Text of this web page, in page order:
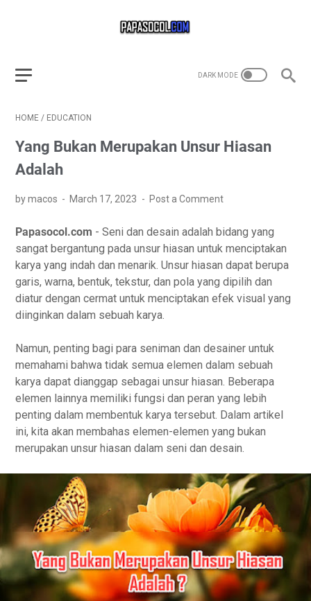
HOME / EDUCATION
Yang Bukan Merupakan Unsur Hiasan
Adalah
by macos March 17, 2023 Post a Comment
Papasocol.com - Seni dan desain adalah bidang yang
sangat bergantung pada unsur hiasan untuk menciptakan
karya yang indah dan menarik. Unsur hiasan dapat berupa
garis, warna, bentuk, tekstur, dan pola yang dipilih dan
diatur dengan cermat untuk menciptakan efek visual yang
diinginkan dalam sebuah karya.
Namun, penting bagi para seniman dan desainer untuk
memahami bahwa tidak semua elemen dalam sebuah
karya dapat dianggap sebagai unsur hiasan. Beberapa
elemen lainnya memiliki fungsi dan peran yang lebih
penting dalam membentuk karya tersebut. Dalam artikel
ini, kita akan membahas elemen-elemen yang bukan
merupakan unsur hiasan dalam seni dan desain.